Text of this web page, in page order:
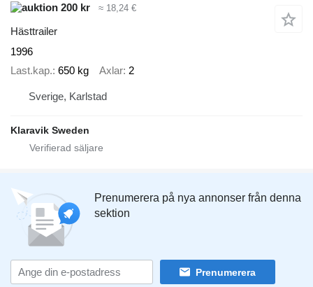
200 kr
≈ 18,24 €
Hästtrailer
1996
Last.kap. 650 kg Axlar 2
Sverige, Karlstad
Klaravik Sweden
Prenumerera på nya annonser från denna
sektion
Prenumerera